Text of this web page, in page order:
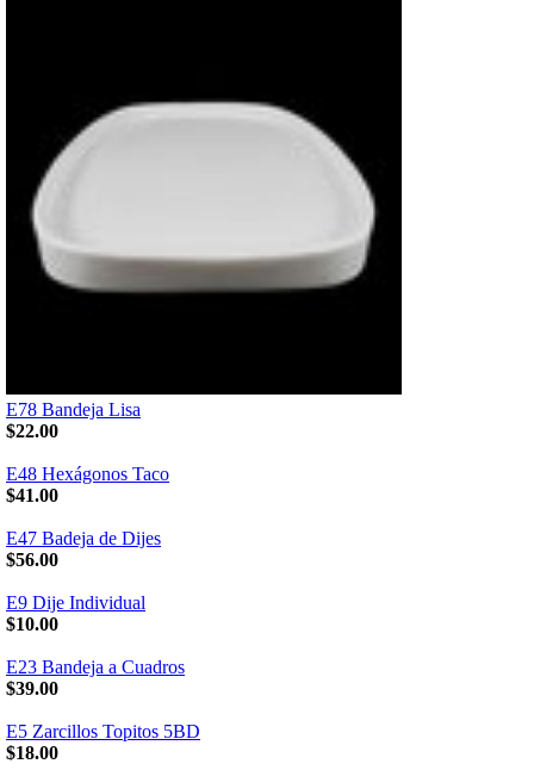
E78 Bandeja Lisa
$22.00
E48 Hexágonos Taco
$41.00
E47 Badeja de Dijes
$56.00
E9 Dije Individual
$10.00
E23 Bandeja a Cuadros
$39.00
E5 Zarcillos Topitos 5BD
$18.00